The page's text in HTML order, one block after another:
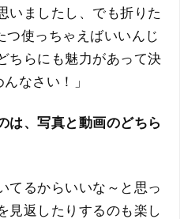
いましたし、でも折りた
使っちゃえばいいんじ
ちらにも魅力があって決
なさい！」
、写真と動画のどちら
るからいいな～と思っ
見返したりするのも楽し